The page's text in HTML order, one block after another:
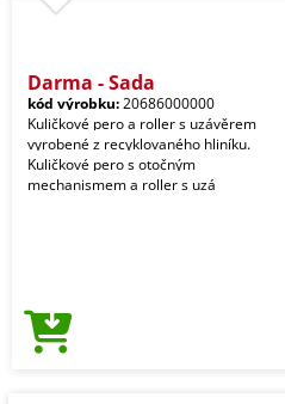
Darma - Sada
kód výrobku:20686000000
Kuličkové pero a roller s uzávěrem
vyrobené z recyklovaného hliníku.
Kuličkové pero s otočným
mechanismem a roller s uzá